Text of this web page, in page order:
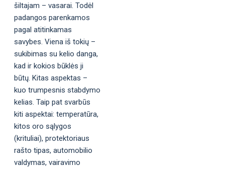
šiltajam – vasarai. Todėl
padangos parenkamos
pagal atitinkamas
savybes. Viena iš tokių –
sukibimas su kelio danga,
kad ir kokios būklės ji
būtų. Kitas aspektas –
kuo trumpesnis stabdymo
kelias. Taip pat svarbūs
kiti aspektai: temperatūra,
kitos oro sąlygos
(krituliai), protektoriaus
rašto tipas, automobilio
valdymas, vairavimo